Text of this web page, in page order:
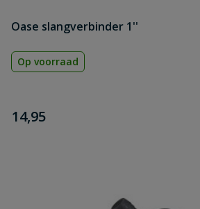
Oase slangverbinder 1''
Op voorraad
€
14,95